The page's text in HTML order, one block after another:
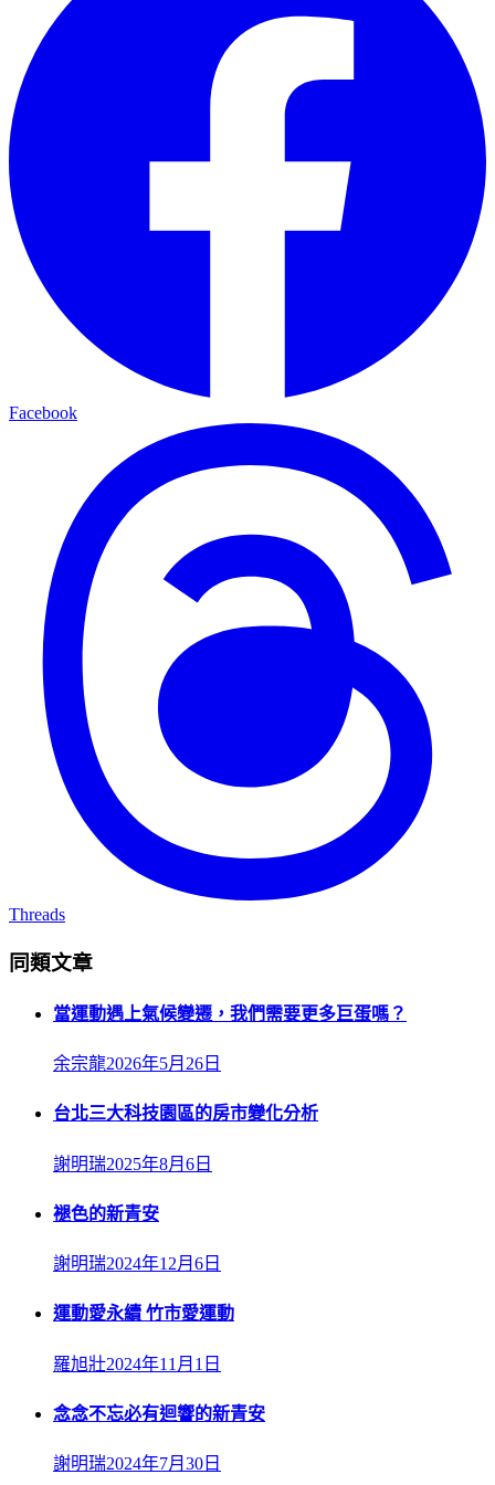
Facebook
Threads
同類文章
當運動遇上氣候變遷，我們需要更多巨蛋嗎？
余宗龍2026年5月26日
台北三大科技園區的房市變化分析
謝明瑞2025年8月6日
褪色的新青安
謝明瑞2024年12月6日
運動愛永續 竹市愛運動
羅旭壯2024年11月1日
念念不忘必有迴響的新青安
謝明瑞2024年7月30日